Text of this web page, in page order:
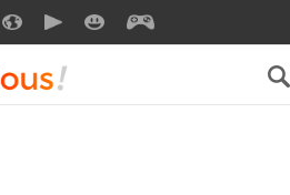
SOOFRESHSOOCURIOUSSOOMOTION
SOOSMILE